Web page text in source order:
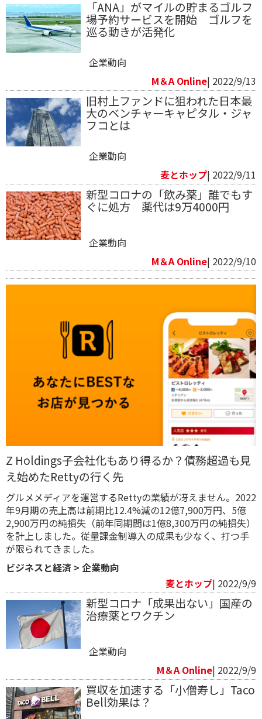
「ANA」がマイルの貯まるゴルフ
場予約サービスを開始 ゴルフを
巡る動きが活発化
企業動向
M＆A Online| 2022/9/13
旧村上ファンドに狙われた日本最
大のベンチャーキャピタル・ジャ
フコとは
企業動向
麦とホップ| 2022/9/11
新型コロナの「飲み薬」誰でもす
ぐに処方 薬代は9万4000円
企業動向
M＆A Online| 2022/9/10
Z Holdings子会社化もあり得るか？債務超過も見
え始めたRettyの行く先
グルメメディアを運営するRettyの業績が冴えません。2022
年9月期の売上高は前期比12.4%減の12億7,900万円、5億
2,900万円の純損失（前年同期間は1億8,300万円の純損失）
を計上しました。従量課金制導入の成果も少なく、打つ手
が限られてきました。
ビジネスと経済 > 企業動向
麦とホップ| 2022/9/9
新型コロナ「成果出ない」国産の
治療薬とワクチン
企業動向
M＆A Online| 2022/9/9
買収を加速する「小僧寿し」Taco
Bell効果は？